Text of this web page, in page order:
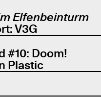
Elfenbeinturm
V3G
#10: Doom!
Plastic